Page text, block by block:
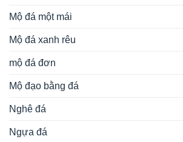
Mộ đá một mái
Mộ đá xanh rêu
mộ đá đơn
Mộ đạo bằng đá
Nghê đá
Ngựa đá